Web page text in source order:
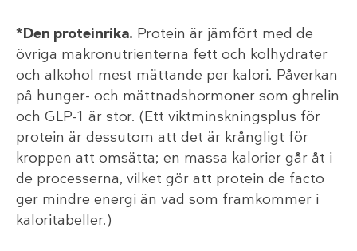
*Den proteinrika. Protein är jämfört med de
övriga makronutrienterna fett och kolhydrater
och alkohol mest mättande per kalori. Påverkan
på hunger- och mättnadshormoner som ghrelin
och GLP-1 är stor. (Ett viktminskningsplus för
protein är dessutom att det är krångligt för
kroppen att omsätta; en massa kalorier går åt i
de processerna, vilket gör att protein de facto
ger mindre energi än vad som framkommer i
kaloritabeller.)